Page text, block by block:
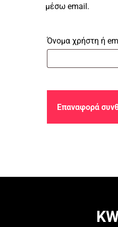
μέσω email.
Όνομα χρήστη ή
Επαναφορά